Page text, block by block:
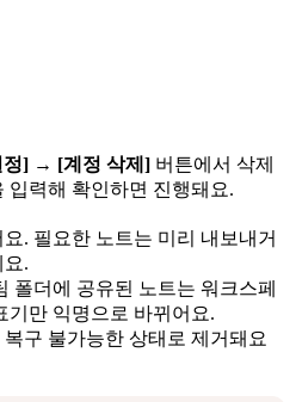
정] → [계정 삭제] 버튼에서 삭제
입력해 확인하면 진행돼요.
. 필요한 노트는 미리 내보내거
요.
폴더에 공유된 노트는 워크스페
기만 익명으로 바뀌어요.
구 불가능한 상태로 제거돼요